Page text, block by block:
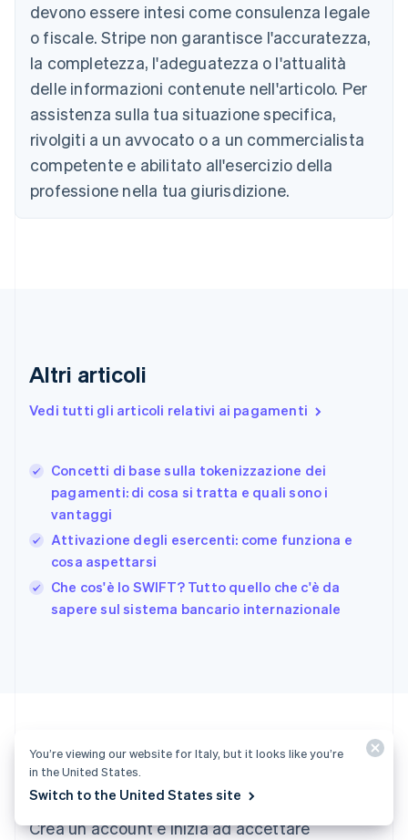
devono essere intesi come consulenza legale
o fiscale. Stripe non garantisce l'accuratezza,
la completezza, l'adeguatezza o l'attualità
delle informazioni contenute nell'articolo. Per
assistenza sulla tua situazione specifica,
rivolgiti a un avvocato o a un commercialista
competente e abilitato all'esercizio della
professione nella tua giurisdizione.
Altri articoli
Vedi tutti gli articoli relativi ai pagamenti
Concetti di base sulla tokenizzazione dei
pagamenti: di cosa si tratta e quali sono i
vantaggi
Attivazione degli esercenti: come funziona e
cosa aspettarsi
Che cos'è lo SWIFT? Tutto quello che c'è da
sapere sul sistema bancario internazionale
Tutto pronto per iniziare?
Crea un account e inizia ad accettare
Belgio
Nederlands Français English
Brasile
PortuguêsEnglish
Bulgaria
Canada
EnglishFrançais
Cina continentale
简体中文English
Cipro
Finlandia
Francia
DeutschEnglish
Giappone
日本語English
English
Grecia
English
English
Liechtenstein
Deutsch English
English
Lussemburgo
You’re viewing our website for Italy, but it looks like you’re
in the United States.
Switch to the United States site